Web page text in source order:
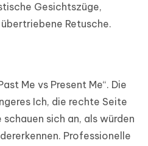
Gesichtszüge,
Retusche.
Me vs Present Me“. Die
Ich, die rechte Seite
sich an, als würden
Professionelle